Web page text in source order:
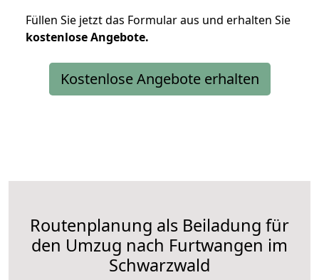
Füllen Sie jetzt das Formular aus und erhalten Sie
kostenloseAngebote.
Kostenlose Angebote erhalten
Routenplanung als Beiladung für
den Umzug nach Furtwangen im
Schwarzwald